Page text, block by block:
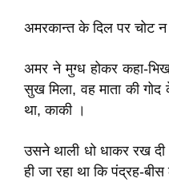
अमरकान्त के दिल पर चोट
अमर ने मुग्ध होकर कहा-
सुख मिला, वह माता की
था, काकी ।
उसने थाली धो धाकर रख
ही जा रहा था कि पंद्रह-